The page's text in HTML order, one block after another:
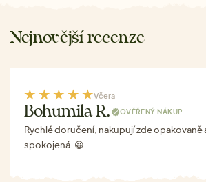
Nejnovější recenze
Včera
Bohumila R. OVĚŘENÝ NÁKUP
Rychlé doručení, nakupují zde opakovaně
spokojená. 😀